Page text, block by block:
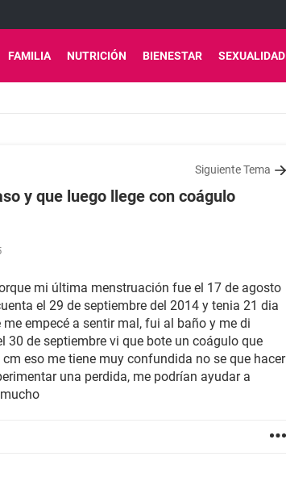
FAMILIA NUTRICIÓN BIENESTAR SEXUALIDAD
Siguiente Tema
y que luego llege con coágulo
mi última menstruación fue el 17 de agosto
el 29 de septiembre del 2014 y tenia 21 dia
empecé a sentir mal, fui al baño y me di
30 de septiembre vi que bote un coágulo que
eso me tiene muy confundida no se que hacer
una perdida, me podrían ayudar a